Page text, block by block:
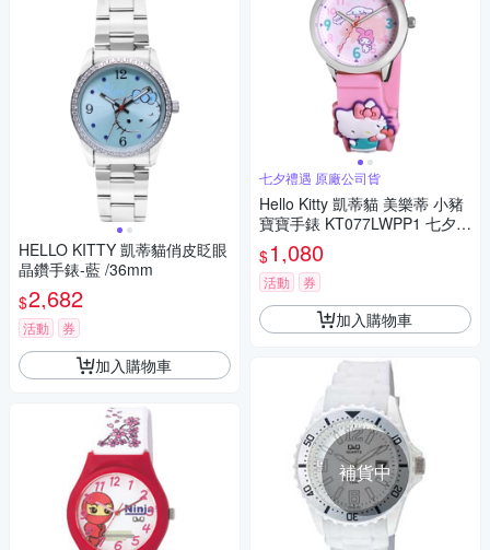
HELLO KITTY 凱蒂貓俏皮眨眼
晶鑽手錶-藍 /36mm
$2,682
活動 券
加入購物車
七夕禮遇 原廠公司貨
Hello Kitty 凱蒂貓 美樂蒂 小豬
寶寶手錶 KT077LWPP1 七夕寵
愛季 送禮推薦
$1,080
活動 券
加入購物車
補貨中